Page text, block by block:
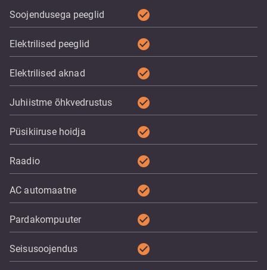
Soojendusega peeglid check_circle
Elektrilised peeglid check_circle
Elektrilised aknad check_circle
Juhiistme õhkvedrustus check_circle
Püsikiiruse hoidja check_circle
Raadio check_circle
AC automaatne check_circle
Pardakompuuter check_circle
Seisusoojendus check_circle